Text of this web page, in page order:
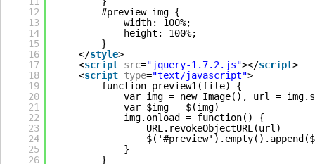
12
13
14
15
16
17
18
19
20
21
22
23
24
25
26
#preview img {
width: 100%;
height: 100%;
}
</style>
<script src="jquery-1.7.2.js"></script>
<script type="text/javascript">
function preview1(file) {
var img = new Image(), url =
var $img = $(img)
img.onload = function() {
URL.revokeObjectURL(url)
}
}